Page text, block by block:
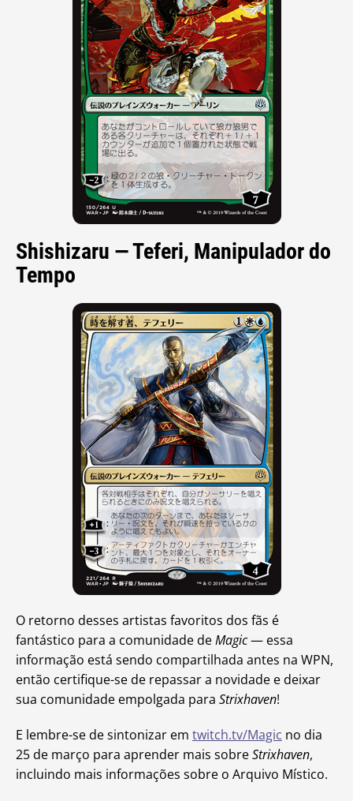
Shishizaru — Teferi, Manipulador do
Tempo
O retorno desses artistas favoritos dos fãs é
fantástico para a comunidade deMagic— essa
informação está sendo compartilhada antes na WPN,
então certifique-se de repassar a novidade e deixar
sua comunidade empolgada para Strixhaven!
E lembre-se de sintonizar em twitch.tv/Magic no dia
25 de março para aprender mais sobreStrixhaven,
incluindo mais informações sobre o Arquivo Místico.